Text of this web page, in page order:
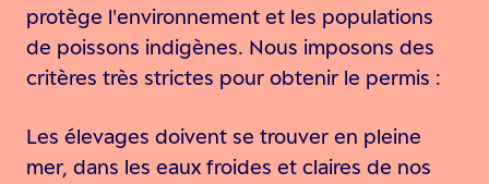
protège l'environnement et les populations
de poissons indigènes. Nous imposons des
critères très strictes pour obtenir le permis :
Les élevages doivent se trouver en pleine
mer, dans les eaux froides et claires de nos